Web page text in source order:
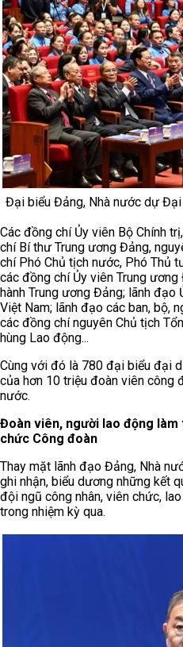
Đại biểu Đảng, Nhà nước dự Đại
Các đồng chí Ủy viên Bộ Chính
chí Bí thư Trung ương Đảng,
chí Phó Chủ tịch nước, Phó Thủ
các đồng chí Ủy viên Trung
hành Trung ương Đảng; lãnh đạo
Việt Nam; lãnh đạo các ban, bộ,
các đồng chí nguyên Chủ tịch
hùng Lao động...
Cùng với đó là 780 đại biểu đại
của hơn 10 triệu đoàn viên
nước.
Đoàn viên, người lao động
chức Công đoàn
Thay mặt lãnh đạo Đảng, Nhà
ghi nhận, biểu dương những kết
đội ngũ công nhân, viên chức,
trong nhiệm kỳ qua.